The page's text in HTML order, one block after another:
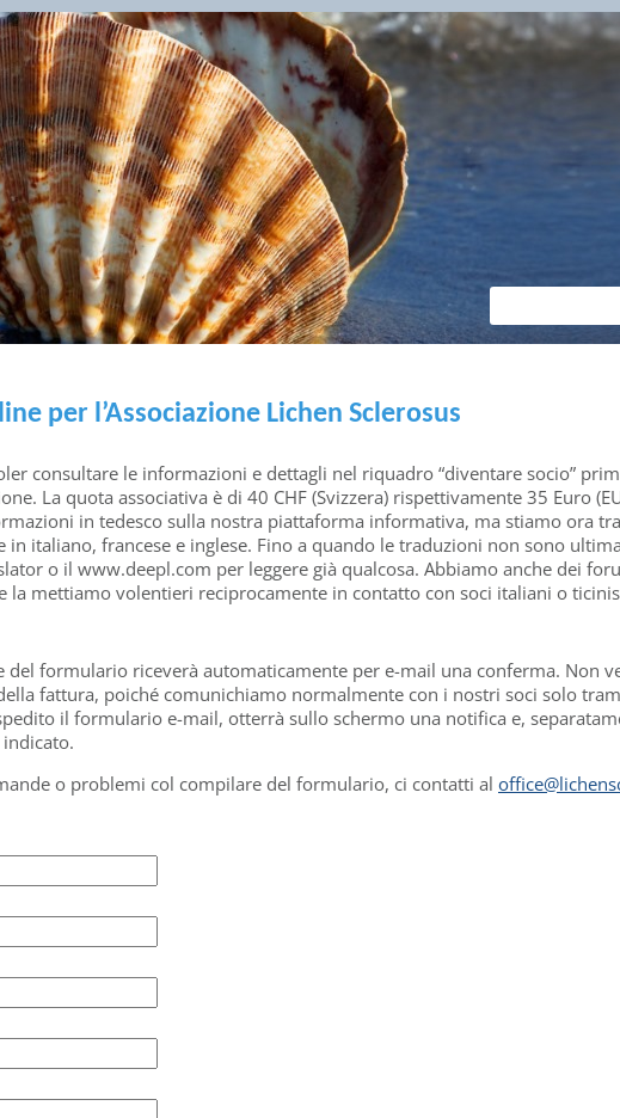
per l’Associazione Lichen Sclerosus
consultare le informazioni e dettagli nel riquadro “diventare socio”
La quota associativa è di 40 CHF (Svizzera) rispettivamente 35 Euro
in tedesco sulla nostra piattaforma informativa, ma stiamo ora
in italiano, francese e inglese. Fino a quando le traduzioni non sono
o il www.deepl.com per leggere già qualcosa. Abbiamo anche dei
la mettiamo volentieri reciprocamente in contatto con soci italiani o
del formulario riceverà automaticamente per e-mail una conferma. Non
fattura, poiché comunichiamo normalmente con i nostri soci solo
il formulario e-mail, otterrà sullo schermo una notifica e,
o problemi col compilare del formulario, ci contatti al